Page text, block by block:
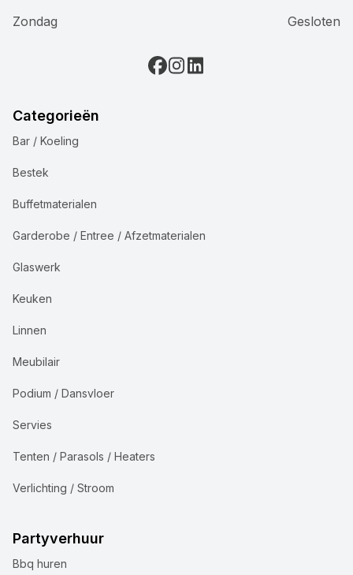
Zondag Gesloten
Categorieën
Bar / Koeling
Bestek
Buffetmaterialen
Garderobe / Entree / Afzetmaterialen
Glaswerk
Keuken
Linnen
Meubilair
Podium / Dansvloer
Servies
Tenten / Parasols / Heaters
Verlichting / Stroom
Partyverhuur
Bbq huren